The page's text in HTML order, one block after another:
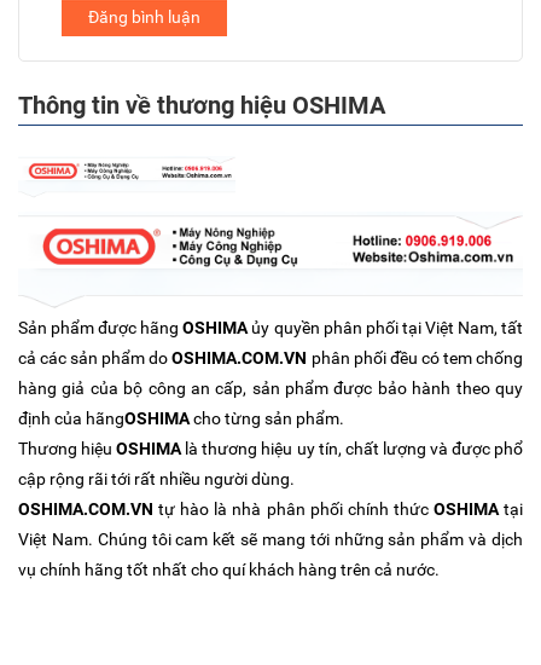
Đăng bình luận
Thông tin về thương hiệu OSHIMA
Sản phẩm được hãngOSHIMA ủy quyền phân phối tại Việt Nam, tất
cả các sản phẩm doOSHIMA.COM.VN phân phối đều có tem chống
hàng giả của bộ công an cấp, sản phẩm được bảo hành theo quy
định của hãngOSHIMAcho từng sản phẩm.
Thương hiệu OSHIMA là thương hiệu uy tín, chất lượng và được phổ
cập rộng rãi tới rất nhiều người dùng.
OSHIMA.COM.VN tự hào là nhà phân phối chính thức OSHIMAtại
Việt Nam. Chúng tôi cam kết sẽ mang tới những sản phẩm và dịch
vụ chính hãng tốt nhất cho quí khách hàng trên cả nước.